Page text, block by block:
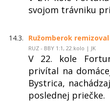
svojom trávniku
14.3. Ružomberok
RUZ - BBY 1:1, 22.kolo | JK
V 22. kole
privítal na
Bystrica,
poslednej priečke.